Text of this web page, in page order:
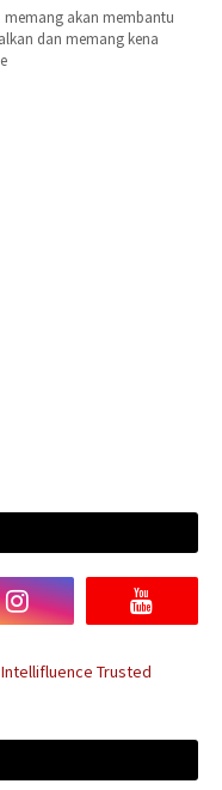
memang akan membantu
dan memang kena